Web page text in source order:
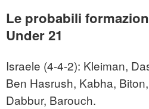
Le probabili
Under 21
Israele (4-4-2): Kleiman,
Ben Hasrush, Kabha,
Dabbur, Barouch.